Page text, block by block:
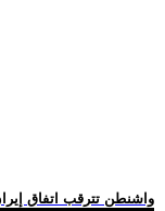
.. واشنطن تترقب اتفاق